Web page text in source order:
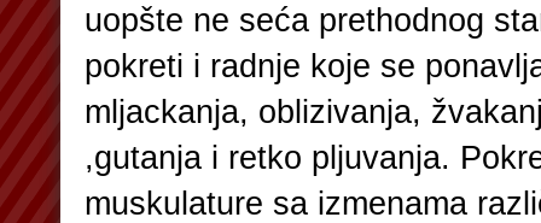
uopšte ne seća prethodnog
pokreti i radnje koje se
mljackanja, oblizivanja,
,gutanja i retko pljuvanja.
muskulature sa izmenama